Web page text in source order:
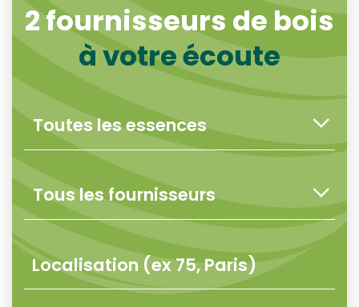
2fournisseurs de bois
à votre écoute